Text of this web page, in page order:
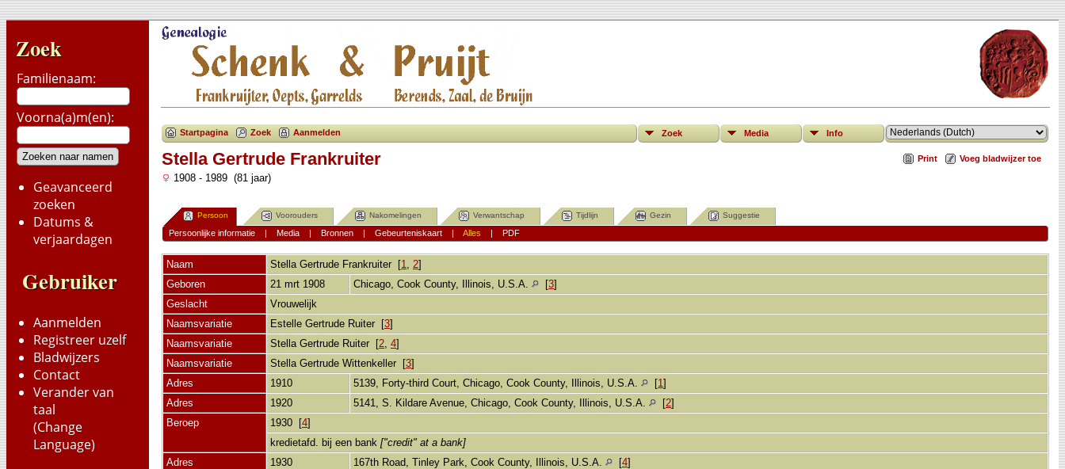
Zoek
Familienaam:
Voorna(a)m(en):
Geavanceerd
zoeken
Datums &
verjaardagen
Gebruiker
Aanmelden
Registreer uzelf
Bladwijzers
Contact
Verander van
taal
(Change
Language)
Startpagina Zoek Aanmelden Zoek Media Info
Print Voeg bladwijzer toe
Stella Gertrude Frankruiter
1908 - 1989 (81 jaar)
Persoon Voorouders Nakomelingen Verwantschap Tijdlijn Gezin Suggestie
Persoonlijke informatie| Media| Bronnen| Gebeurteniskaart| Alles PDF
Naam Stella Gertrude Frankruiter [1 2]
Geboren
21 mrt 1908 Chicago, Cook County, Illinois, U.S.A. [3]
Geslacht
Vrouwelijk
Naamsvariatie
Estelle Gertrude Ruiter [3]
Naamsvariatie
Stella Gertrude Ruiter [2 4]
Naamsvariatie
Stella Gertrude Wittenkeller [3]
Adres
1910 5139, Forty-third Court, Chicago, Cook County, Illinois, U.S.A. [1]
Adres
1920 5141, S. Kildare Avenue, Chicago, Cook County, Illinois, U.S.A. [2]
Beroep
1930 [4]
kredietafd. bij een bank ["credit" at a bank]
Adres
1930 167th Road, Tinley Park, Cook County, Illinois, U.S.A. [4]